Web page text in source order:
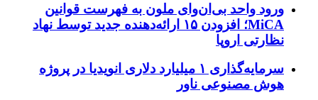
ورود واحد بی‌ان‌وای ملون به فهرست قوانین
MiCA؛ افزودن ۱۵ ارائه‌دهنده جدید توسط نهاد
نظارتی اروپا
سرمایه‌گذاری ۱ میلیارد دلاری انویدیا در پروژه
هوش مصنوعی ناور